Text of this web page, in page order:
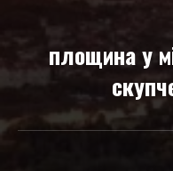
площина у